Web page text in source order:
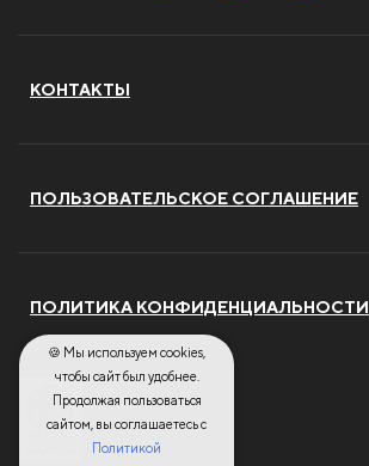
КОНТАКТЫ
ПОЛЬЗОВАТЕЛЬСКОЕ СОГЛАШЕНИЕ
ПОЛИТИКА КОНФИДЕНЦИАЛЬНОСТИ
🍪 Мы используем cookies,
чтобы сайт был удобнее.
Продолжая пользоваться
сайтом, вы соглашаетесь с
Политикой